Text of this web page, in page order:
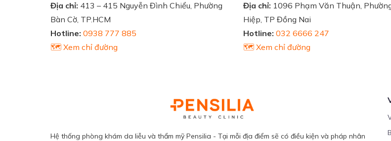
Địa chỉ: 413 – 415 Nguyễn Đình Chiểu, Phường
Bàn Cờ, TP.HCM
Hotline: 0938 777 885
🗺️ Xem chỉ đường
Địa chỉ: 1096 Phạm Văn Thuận,
Hiệp, TP Đồng Nai
Hotline: 032 6666 247
🗺️ Xem chỉ đường
Hệ thống phòng khám da liễu và thẩm mỹ Pensilia - Tại mỗi địa điểm sẽ có điều kiện và pháp nhân